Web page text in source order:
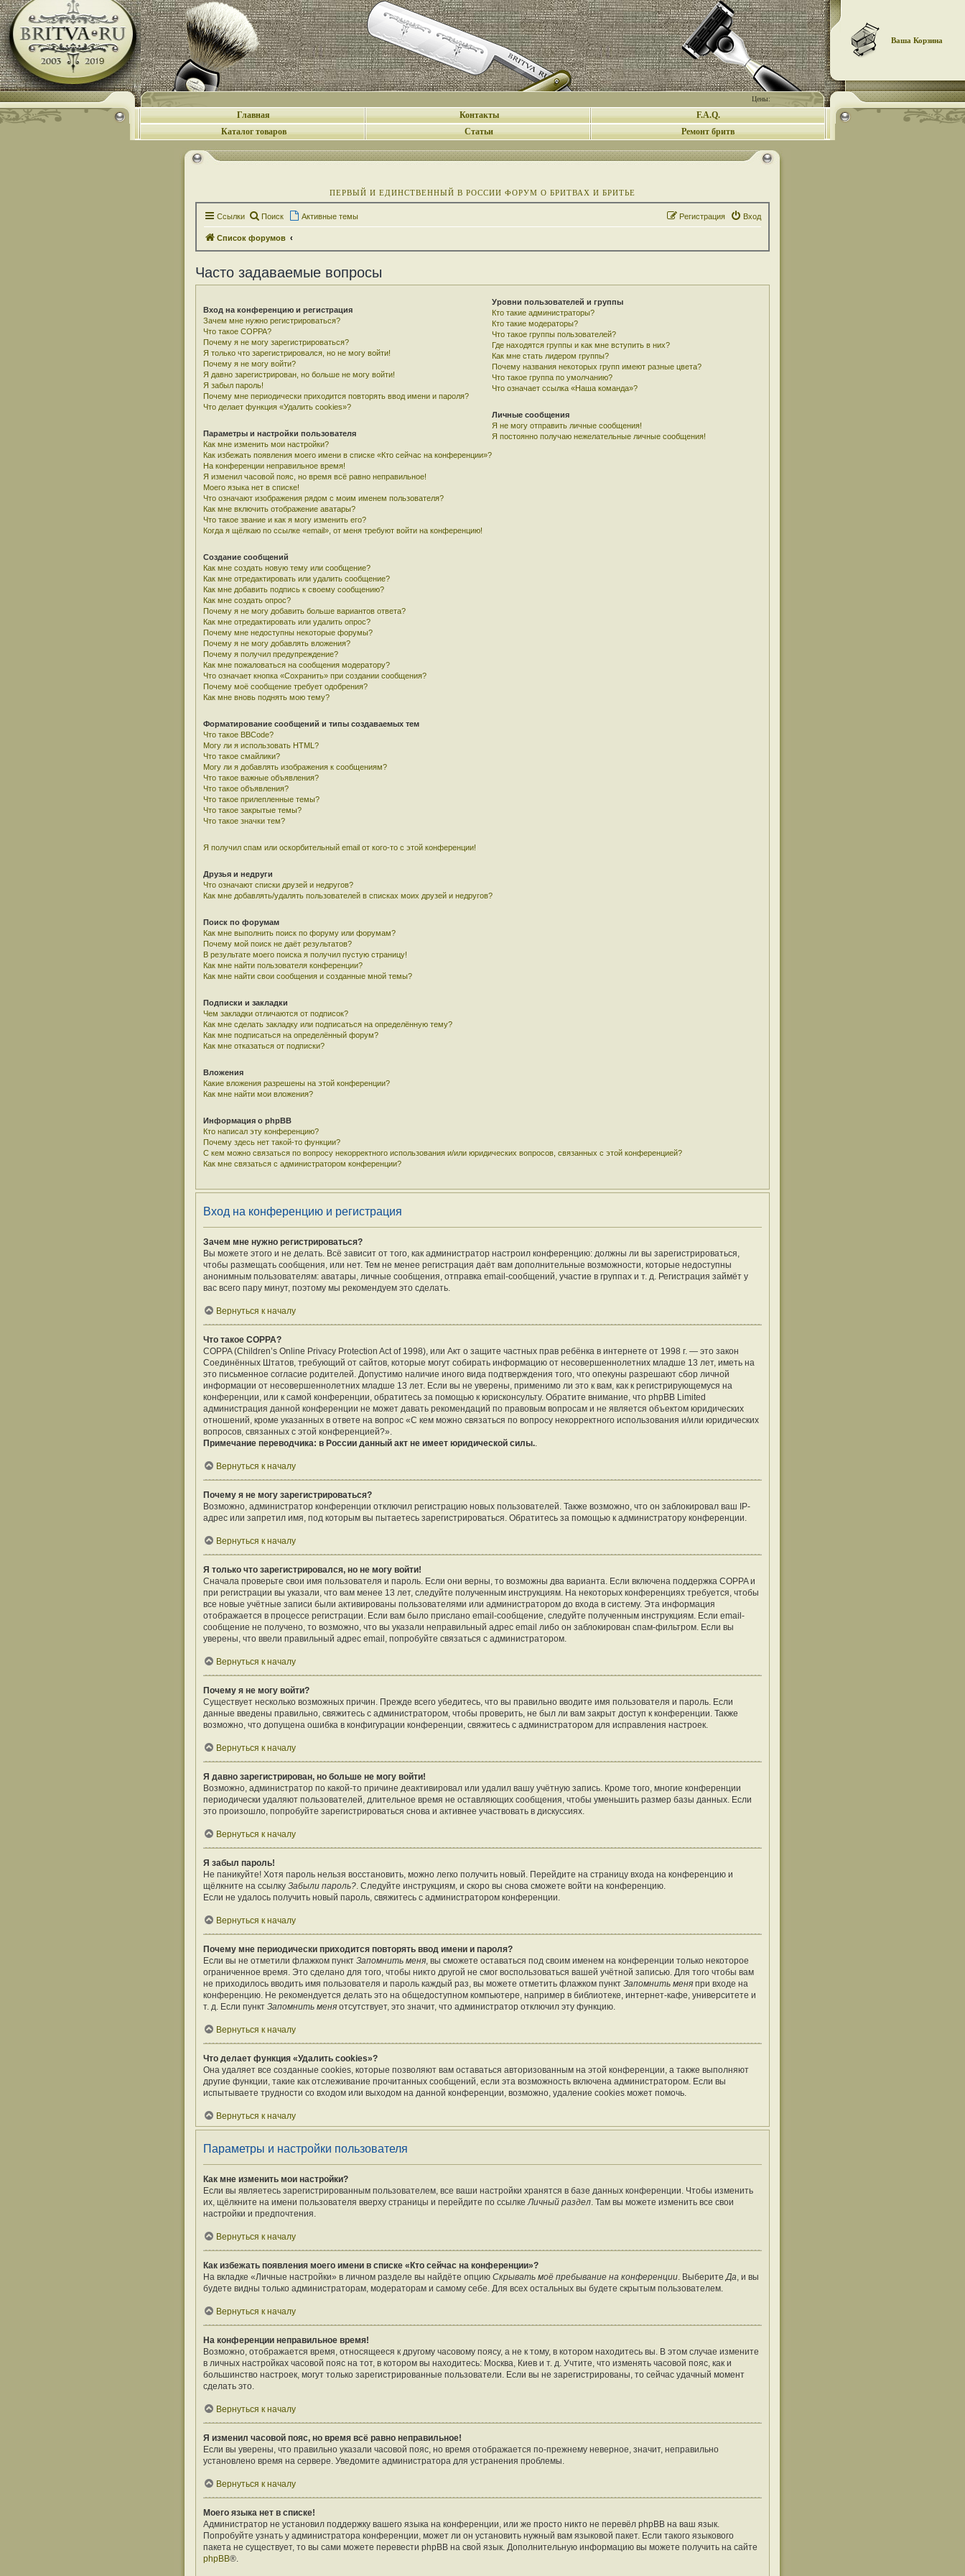
Цены:
Ваша Корзина
Главная Контакты
F.A.Q.
Каталог товаров
Статьи Ремонт бритв
ПЕРВЫЙ И ЕДИНСТВЕННЫЙ В РОССИИ ФОРУМ О БРИТВАХ И БРИТЬЕ
Ссылки Поиск Активные темы Вход
Регистрация
Список форумов
Часто задаваемые вопросы
Вход на конференцию и регистрация
Зачем мне нужно регистрироваться?
Что такое COPPA?
Почему я не могу зарегистрироваться?
Я только что зарегистрировался, но не могу войти!
Почему я не могу войти?
Я давно зарегистрирован, но больше не могу войти!
Я забыл пароль!
Почему мне периодически приходится повторять ввод имени и пароля?
Что делает функция «Удалить cookies»?
Параметры и настройки пользователя
Как мне изменить мои настройки?
Как избежать появления моего имени в списке «Кто сейчас на конференции»?
На конференции неправильное время!
Я изменил часовой пояс, но время всё равно неправильное!
Моего языка нет в списке!
Что означают изображения рядом с моим именем пользователя?
Как мне включить отображение аватары?
Что такое звание и как я могу изменить его?
Когда я щёлкаю по ссылке «email», от меня требуют войти на конференцию!
Создание сообщений
Как мне создать новую тему или сообщение?
Как мне отредактировать или удалить сообщение?
Как мне добавить подпись к своему сообщению?
Как мне создать опрос?
Почему я не могу добавить больше вариантов ответа?
Как мне отредактировать или удалить опрос?
Почему мне недоступны некоторые форумы?
Почему я не могу добавлять вложения?
Почему я получил предупреждение?
Как мне пожаловаться на сообщения модератору?
Что означает кнопка «Сохранить» при создании сообщения?
Почему моё сообщение требует одобрения?
Как мне вновь поднять мою тему?
Форматирование сообщений и типы создаваемых тем
Что такое BBCode?
Могу ли я использовать HTML?
Что такое смайлики?
Могу ли я добавлять изображения к сообщениям?
Что такое важные объявления?
Что такое объявления?
Что такое прилепленные темы?
Что такое закрытые темы?
Что такое значки тем?
Уровни пользователей и группы
Кто такие администраторы?
Кто такие модераторы?
Что такое группы пользователей?
Где находятся группы и как мне вступить в них?
Как мне стать лидером группы?
Почему названия некоторых групп имеют разные цвета?
Что такое группа по умолчанию?
Что означает ссылка «Наша команда»?
Личные сообщения
Я не могу отправить личные сообщения!
Я постоянно получаю нежелательные личные сообщения!
Я получил спам или оскорбительный email от кого-то с этой конференции!
Друзья и недруги
Что означают списки друзей и недругов?
Как мне добавлять/удалять пользователей в списках моих друзей и недругов?
Поиск по форумам
Как мне выполнить поиск по форуму или форумам?
Почему мой поиск не даёт результатов?
В результате моего поиска я получил пустую страницу!
Как мне найти пользователя конференции?
Как мне найти свои сообщения и созданные мной темы?
Подписки и закладки
Чем закладки отличаются от подписок?
Как мне сделать закладку или подписаться на определённую тему?
Как мне подписаться на определённый форум?
Как мне отказаться от подписки?
Вложения
Какие вложения разрешены на этой конференции?
Как мне найти мои вложения?
Информация о phpBB
Кто написал эту конференцию?
Почему здесь нет такой-то функции?
С кем можно связаться по вопросу некорректного использования и/или юридических вопросов, связанных с этой конференцией?
Как мне связаться с администратором конференции?
Вход на конференцию и регистрация
Зачем мне нужно регистрироваться?
Вы можете этого и не делать. Всё зависит от того, как администратор настроил конференцию: должны ли вы зарегистрироваться,
чтобы размещать сообщения, или нет. Тем не менее регистрация даёт вам дополнительные возможности, которые недоступны
анонимным пользователям: аватары, личные сообщения, отправка email-сообщений, участие в группах и т. д. Регистрация займёт у
вас всего пару минут, поэтому мы рекомендуем это сделать.
Вернуться к началу
Что такое COPPA?
COPPA (Children’s Online Privacy Protection Act of 1998), или Акт о защите частных прав ребёнка в интернете от 1998 г. — это закон
Соединённых Штатов, требующий от сайтов, которые могут собирать информацию от несовершеннолетних младше 13 лет, иметь на
это письменное согласие родителей. Допустимо наличие иного вида подтверждения того, что опекуны разрешают сбор личной
информации от несовершеннолетних младше 13 лет. Если вы не уверены, применимо ли это к вам, как к регистрирующемуся на
конференции, или к самой конференции, обратитесь за помощью к юрисконсульту. Обратите внимание, что phpBB Limited
администрация данной конференции не может давать рекомендаций по правовым вопросам и не является объектом юридических
отношений, кроме указанных в ответе на вопрос «С кем можно связаться по вопросу некорректного использования и/или юридических
вопросов, связанных с этой конференцией?».
Примечание переводчика: в России данный акт не имеет юридической силы..
Вернуться к началу
Почему я не могу зарегистрироваться?
Возможно, администратор конференции отключил регистрацию новых пользователей. Также возможно, что он заблокировал ваш IP-
адрес или запретил имя, под которым вы пытаетесь зарегистрироваться. Обратитесь за помощью к администратору конференции.
Вернуться к началу
Я только что зарегистрировался, но не могу войти!
Сначала проверьте свои имя пользователя и пароль. Если они верны, то возможны два варианта. Если включена поддержка COPPA и
при регистрации вы указали, что вам менее 13 лет, следуйте полученным инструкциям. На некоторых конференциях требуется, чтобы
все новые учётные записи были активированы пользователями или администратором до входа в систему. Эта информация
отображается в процессе регистрации. Если вам было прислано email-сообщение, следуйте полученным инструкциям. Если email-
сообщение не получено, то возможно, что вы указали неправильный адрес email либо он заблокирован спам-фильтром. Если вы
уверены, что ввели правильный адрес email, попробуйте связаться с администратором.
Вернуться к началу
Почему я не могу войти?
Существует несколько возможных причин. Прежде всего убедитесь, что вы правильно вводите имя пользователя и пароль. Если
данные введены правильно, свяжитесь с администратором, чтобы проверить, не был ли вам закрыт доступ к конференции. Также
возможно, что допущена ошибка в конфигурации конференции, свяжитесь с администратором для исправления настроек.
Вернуться к началу
Я давно зарегистрирован, но больше не могу войти!
Возможно, администратор по какой-то причине деактивировал или удалил вашу учётную запись. Кроме того, многие конференции
периодически удаляют пользователей, длительное время не оставляющих сообщения, чтобы уменьшить размер базы данных. Если
это произошло, попробуйте зарегистрироваться снова и активнее участвовать в дискуссиях.
Вернуться к началу
Я забыл пароль!
Не паникуйте! Хотя пароль нельзя восстановить, можно легко получить новый. Перейдите на страницу входа на конференцию и
щёлкните на ссылку Забыли пароль?. Следуйте инструкциям, и скоро вы снова сможете войти на конференцию.
Если не удалось получить новый пароль, свяжитесь с администратором конференции.
Вернуться к началу
Почему мне периодически приходится повторять ввод имени и пароля?
Если вы не отметили флажком пункт Запомнить меня, вы сможете оставаться под своим именем на конференции только некоторое
ограниченное время. Это сделано для того, чтобы никто другой не смог воспользоваться вашей учётной записью. Для того чтобы вам
не приходилось вводить имя пользователя и пароль каждый раз, вы можете отметить флажком пункт Запомнить меня при входе на
конференцию. Не рекомендуется делать это на общедоступном компьютере, например в библиотеке, интернет-кафе, университете и
т. д. Если пункт Запомнить меня отсутствует, это значит, что администратор отключил эту функцию.
Вернуться к началу
Что делает функция «Удалить cookies»?
Она удаляет все созданные cookies, которые позволяют вам оставаться авторизованным на этой конференции, а также выполняют
другие функции, такие как отслеживание прочитанных сообщений, если эта возможность включена администратором. Если вы
испытываете трудности со входом или выходом на данной конференции, возможно, удаление cookies может помочь.
Вернуться к началу
Параметры и настройки пользователя
Как мне изменить мои настройки?
Если вы являетесь зарегистрированным пользователем, все ваши настройки хранятся в базе данных конференции. Чтобы изменить
их, щёлкните на имени пользователя вверху страницы и перейдите по ссылкеЛичный раздел. Там вы можете изменить все свои
настройки и предпочтения.
Вернуться к началу
Как избежать появления моего имени в списке «Кто сейчас на конференции»?
На вкладке «Личные настройки» в личном разделе вы найдёте опцию Скрывать моё пребывание на конференции. ВыберитеДа, и вы
будете видны только администраторам, модераторам и самому себе. Для всех остальных вы будете скрытым пользователем.
Вернуться к началу
На конференции неправильное время!
Возможно, отображается время, относящееся к другому часовому поясу, а не к тому, в котором находитесь вы. В этом случае измените
в личных настройках часовой пояс на тот, в котором вы находитесь: Москва, Киев и т. д. Учтите, что изменять часовой пояс, как и
большинство настроек, могут только зарегистрированные пользователи. Если вы не зарегистрированы, то сейчас удачный момент
сделать это.
Вернуться к началу
Я изменил часовой пояс, но время всё равно неправильное!
Если вы уверены, что правильно указали часовой пояс, но время отображается по-прежнему неверное, значит, неправильно
установлено время на сервере. Уведомите администратора для устранения проблемы.
Вернуться к началу
Моего языка нет в списке!
Администратор не установил поддержку вашего языка на конференции, или же просто никто не перевёл phpBB на ваш язык.
Попробуйте узнать у администратора конференции, может ли он установить нужный вам языковой пакет. Если такого языкового
пакета не существует, то вы сами можете перевести phpBB на свой язык. Дополнительную информацию вы можете получить на сайте
phpBB®.